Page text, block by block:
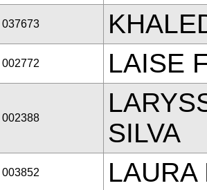
037673
002772 LAISE
002388
SILVA
003852 LAURA